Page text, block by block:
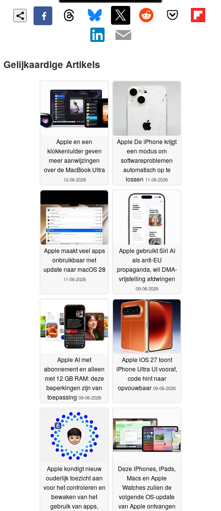
Gelijkaardige Artikels
Apple en een
klokkenluider geven
meer aanwijzingen
over de MacBook Ultra
12-06-2026
Apple De iPhone krijgt
een modus om
softwareproblemen
automatisch op te
lossen 11-06-2026
Apple maakt veel apps
onbruikbaar met
update naar macOS 28
11-06-2026
Apple gebruikt Siri AI
als anti-EU
propaganda, wil DMA-
vrijstelling afdwingen
09-06-2026
Apple AI met
abonnement en alleen
met 12 GB RAM: deze
beperkingen zijn van
toepassing 09-06-2026
Apple iOS 27 toont
iPhone Ultra UI vooraf,
code hint naar
opvouwbaar 09-06-2026
Apple kondigt nieuw
ouderlijk toezicht aan
voor het controleren en
bewaken van het
gebruik van apps,
Deze iPhones, iPads,
Macs en Apple
Watches zullen de
volgende OS-update
van Apple ontvangen